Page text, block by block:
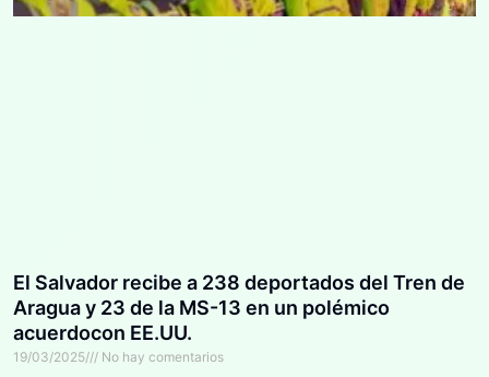
El Salvador recibe a 238 deportados del Tren de
Aragua y 23 de la MS-13 en un polémico
acuerdocon EE.UU.
19/03/2025 No hay comentarios